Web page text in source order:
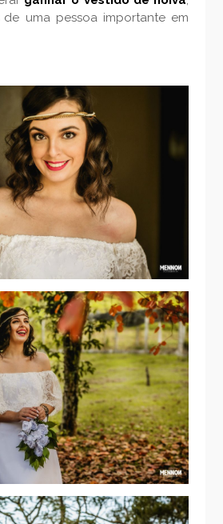
uma pessoa importante em